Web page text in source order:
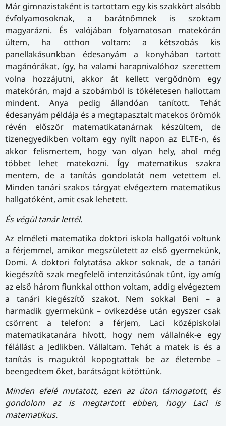
Már gimnazistaként is tartottam egy kis szakkört alsóbb
évfolyamosoknak, a barátnőmnek is szoktam
magyarázni. És valójában folyamatosan matekórán
ültem, ha otthon voltam: a kétszobás kis
panellakásunkban édesanyám a konyhában tartott
magánórákat, így, ha valami harapnivalóhoz szerettem
volna hozzájutni, akkor át kellett vergődnöm egy
matekórán, majd a szobámból is tökéletesen hallottam
mindent. Anya pedig állandóan tanított. Tehát
édesanyám példája és a megtapasztalt matekos örömök
révén először matematikatanárnak készültem, de
tizenegyedikben voltam egy nyílt napon az ELTE-n, és
akkor felismertem, hogy van olyan hely, ahol még
többet lehet matekozni. Így matematikus szakra
mentem, de a tanítás gondolatát nem vetettem el.
Minden tanári szakos tárgyat elvégeztem matematikus
hallgatóként, amit csak lehetett.
És végül tanár lettél.
Az elméleti matematika doktori iskola hallgatói voltunk
a férjemmel, amikor megszületett az első gyermekünk,
Domi. A doktori folytatása akkor soknak, de a tanári
kiegészítő szak megfelelő intenzitásúnak tűnt, így amíg
az első három fiunkkal otthon voltam, addig elvégeztem
a tanári kiegészítő szakot. Nem sokkal Beni – a
harmadik gyermekünk – ovikezdése után egyszer csak
csörrent a telefon: a férjem, Laci középiskolai
matematikatanára hívott, hogy nem vállalnék-e egy
félállást a Jedlikben. Vállaltam. Tehát a matek is és a
tanítás is maguktól kopogtattak be az életembe –
beengedtem őket, barátságot kötöttünk.
Minden efelé mutatott, ezen az úton támogatott, és
gondolom az is megtartott ebben, hogy Laci is
matematikus.